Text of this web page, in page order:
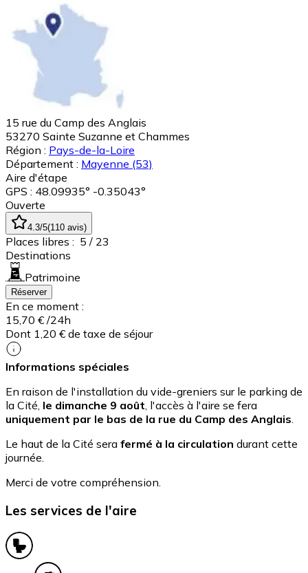
15 rue du Camp des Anglais
53270 Sainte Suzanne et Chammes
Région : Pays-de-la-Loire
Département : Mayenne (53)
Aire d'étape
GPS : 48.09935° -0.35043°
Ouverte
4.3/5(110 avis)
Places libres : 5 / 23
Destinations
Patrimoine
Réserver
En ce moment :
15,70 € /24h
Dont 1,20 € de taxe de séjour
Informations spéciales
En raison de l'installation du vide-greniers sur le parking de
la Cité, le dimanche 9 août, l'accès à l'aire se fera
uniquement par le bas de la rue du Camp des Anglais.
Le haut de la Cité sera fermé à la circulation durant cette
journée.
Merci de votre compréhension.
Les services de l'aire